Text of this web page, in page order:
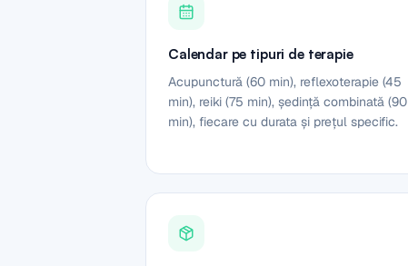
Calendar pe tipuri de terapie
Acupunctură (60 min), reflexoterapie (45
min), reiki (75 min), ședință combinată (90
min), fiecare cu durata și prețul specific.